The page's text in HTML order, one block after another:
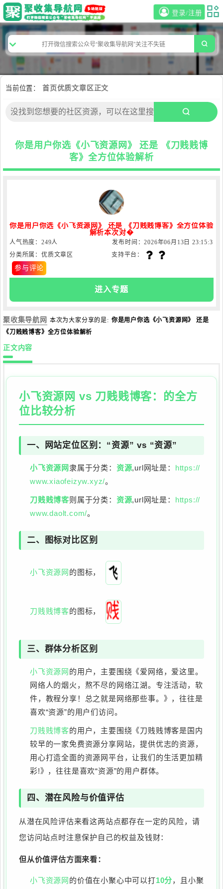
登录/注册
当前位置： 首页优质文章区正文
你是用户你选《小飞资源网》 还是 《刀贱贱博
客》全方位体验解析
你是用户你选《小飞资源网》 还是 《刀贱贱博客》全方位体验
解析本次对�
人气热度：249人
发布时间：2026年06月13日 23:15:3
2
支持平台：
分类所属：优质文章区
参与评论
进入专题
聚收集导航网 本次为大家分享的是: 你是用户你选《小飞资源网》 还是
《刀贱贱博客》全方位体验解析
正文内容
小飞资源网 vs 刀贱贱博客：的全方
位比较分析
一、网站定位区别：“资源” vs “资源”
小飞资源网隶属于分类： 资源,url网址是： https://
www.xiaofeizyw.xyz/。
刀贱贱博客则属于分类： 资源,url网址是： https://
www.daolt.com/。
二、图标对比区别
小飞资源网 的图标，
刀贱贱博客的图标，
三、群体分析区别
小飞资源网 的用户，主要围绕《爱网络，爱这里。
网络人的烟火，熬不尽的网络江湖。专注活动，软
件，教程分享！总之就是网络那些事。》，往往是
喜欢“资源”的用户们访问。
刀贱贱博客的用户，主要围绕《刀贱贱博客是国内
较早的一家免费资源分享网站，提供优志的资源，
用心打造全面的资源网平台，让我们的生活更加精
彩!》，往往是喜欢“资源”的用户群体。
四、潜在风险与价值评估
从潜在风险评估来看这两站点都存在一定的风险，请
您访问站点时注意保护自己的权益及钱财：
但从价值评估方面来看：
小飞资源网 的价值在小聚心中可以打10分，且小聚